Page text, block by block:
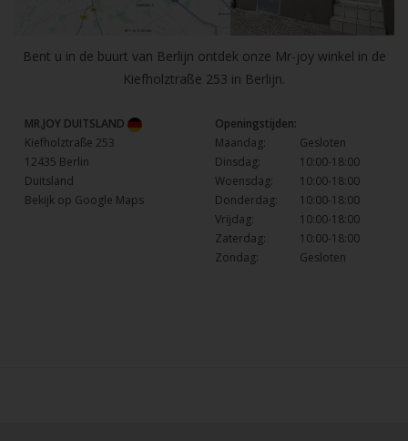
Bent u in de buurt van Berlijn ontdek onze Mr-joy winkel in de
Kiefholztraße 253 in Berlijn.
MR.JOY DUITSLAND
Kiefholztraße 253
12435 Berlin
Duitsland
Bekijk op Google Maps
Openingstijden:
Maandag:
Gesloten
Dinsdag:
10:00-18:00
Woensdag:
10:00-18:00
Donderdag:
10:00-18:00
Vrijdag:
10:00-18:00
Zaterdag:
10:00-18:00
Zondag:
Gesloten